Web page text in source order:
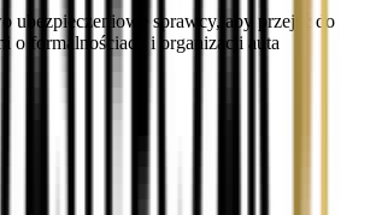
ubezpieczeniowe sprawcy, aby przejść do
o formalnościach i organizacji auta